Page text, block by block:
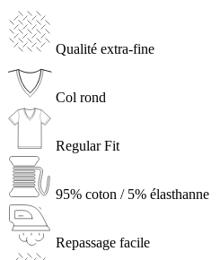
Qualité extra-fine
Col rond
Regular Fit
95% coton / 5% élasthanne
Repassage facile